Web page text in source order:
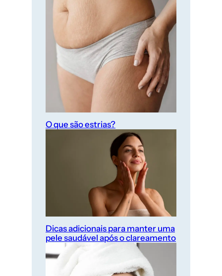
O que são estrias?
Dicas adicionais para manter uma
pele saudável após o clareamento